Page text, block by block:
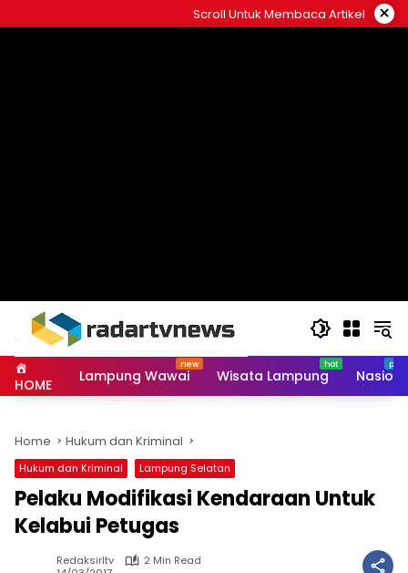
to
Scroll Untuk Membaca Artikel ×
HOME Lampung Wawai Wisata Lampung
Home Hukum dan Kriminal
Hukum dan Kriminal Lampung Selatan
Pelaku Modifikasi Kendaraan Untuk
Kelabui Petugas
Redaksirltv
2 Min Read